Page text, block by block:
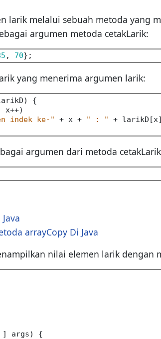
larik melalui sebuah metoda
argumen metoda cetakLarik:
, 70
yang menerima argumen larik:
{
x++)
indek ke-" + x + " : "
+
argumen dari metoda
arrayCopy Di Java
nilai elemen larik
] args) {